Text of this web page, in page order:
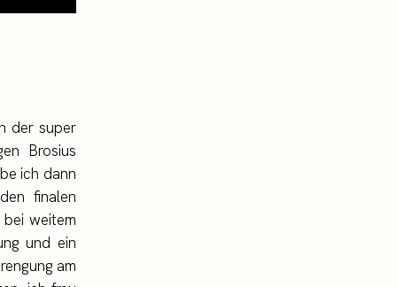
der super
Brosius
ich dann
finalen
weitem
und ein
am